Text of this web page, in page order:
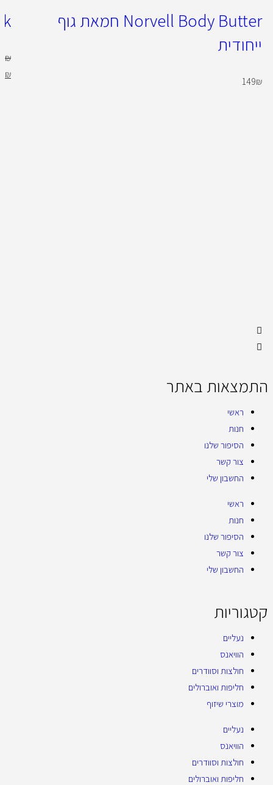
Norvell Body Butter חמאת גוף
ייחודית
149₪
₪
₪
התמצאות באתר
ראשי
חנות
הסיפור שלנו
צור קשר
החשבון שלי
ראשי
חנות
הסיפור שלנו
צור קשר
החשבון שלי
קטגוריות
נעליים
הוויאנס
חולצות וסוודרים
חליפות ואוברולים
מוצרי שיזוף
נעליים
הוויאנס
חולצות וסוודרים
חליפות ואוברולים